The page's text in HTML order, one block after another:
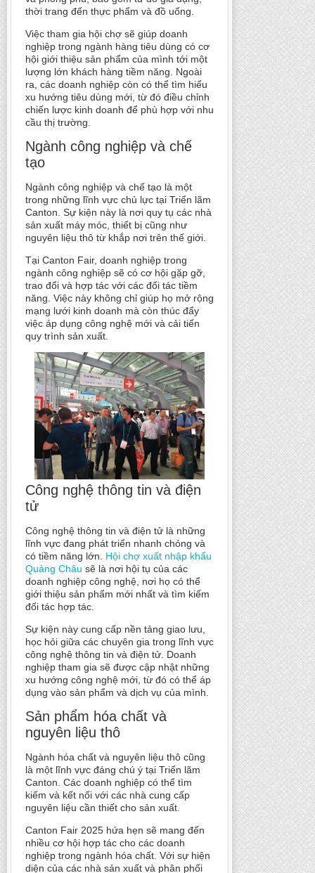
thời trang đến thực phẩm và đồ uống.
Việc tham gia hội chợ sẽ giúp doanh
nghiệp trong ngành hàng tiêu dùng có cơ
hội giới thiệu sản phẩm của mình tới một
lượng lớn khách hàng tiềm năng. Ngoài
ra, các doanh nghiệp còn có thể tìm hiểu
xu hướng tiêu dùng mới, từ đó điều chỉnh
chiến lược kinh doanh để phù hợp với nhu
cầu thị trường.
Ngành công nghiệp và chế
tạo
Ngành công nghiệp và chế tạo là một
trong những lĩnh vực chủ lực tại Triển lãm
Canton. Sự kiện này là nơi quy tụ các nhà
sản xuất máy móc, thiết bị cũng như
nguyên liệu thô từ khắp nơi trên thế giới.
Tại Canton Fair, doanh nghiệp trong
ngành công nghiệp sẽ có cơ hội gặp gỡ,
trao đổi và hợp tác với các đối tác tiềm
năng. Việc này không chỉ giúp họ mở rộng
mạng lưới kinh doanh mà còn thúc đẩy
việc áp dụng công nghệ mới và cải tiến
quy trình sản xuất.
Công nghệ thông tin và điện
tử
Công nghệ thông tin và điện tử là những
lĩnh vực đang phát triển nhanh chóng và
có tiềm năng lớn. Hội chợ xuất nhập khẩu
Quảng Châu sẽ là nơi hội tụ của các
doanh nghiệp công nghệ, nơi họ có thể
giới thiệu sản phẩm mới nhất và tìm kiếm
đối tác hợp tác.
Sự kiện này cung cấp nền tảng giao lưu,
học hỏi giữa các chuyên gia trong lĩnh vực
công nghệ thông tin và điện tử. Doanh
nghiệp tham gia sẽ được cập nhật những
xu hướng công nghệ mới, từ đó có thể áp
dụng vào sản phẩm và dịch vụ của mình.
Sản phẩm hóa chất và
nguyên liệu thô
Ngành hóa chất và nguyên liệu thô cũng
là một lĩnh vực đáng chú ý tại Triển lãm
Canton. Các doanh nghiệp có thể tìm
kiếm và kết nối với các nhà cung cấp
nguyên liệu cần thiết cho sản xuất.
Canton Fair 2025 hứa hẹn sẽ mang đến
nhiều cơ hội hợp tác cho các doanh
nghiệp trong ngành hóa chất. Với sự hiện
diện của các nhà sản xuất và phân phối